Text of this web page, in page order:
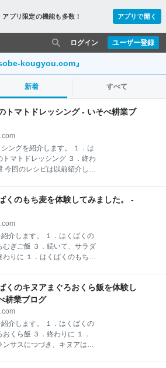
アプリ限定の機能も多数！ アプリで開く
ユーザー登録
ログイン
kougyou.com』
新着 すべて
トマトドレッシング - いそべ耕業ブ
ングを紹介します。 １．は
トマトドレッシング ３．終わ
今回のレシピは以前紹介した
になります。詳しいレシピは
でリンクを張っておきま
今回はキヌア(左）アマラン
た。 まずは茹でます。 材料
とびすぎてすみません。
ばくさんのトマトドレッシ
雑穀で作ってみるのも良いか
料はそろいますので、チャ
★いそべ耕
くのもち麦を体験してみました。 -
介します。 １．はくばくの
むぎご飯 ３．続いて、サラダ
わりに １．はくばくのもち麦
ます。見た目は白米に近いサ
のではないかと推察されま
おりお米一合に対し一袋が
ちむぎご飯 まずは基本のも
ッケージに記載されていま
が森麦です。 麦飯に近い見
くのキヌアまぐろおくら飯を体験し
耕業ブログ
介します。 １．はくばくの
くら飯 ３．終わりに １．
サスにつづき、キヌアは南